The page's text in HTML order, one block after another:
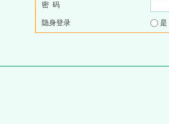
密 码
隐身登录